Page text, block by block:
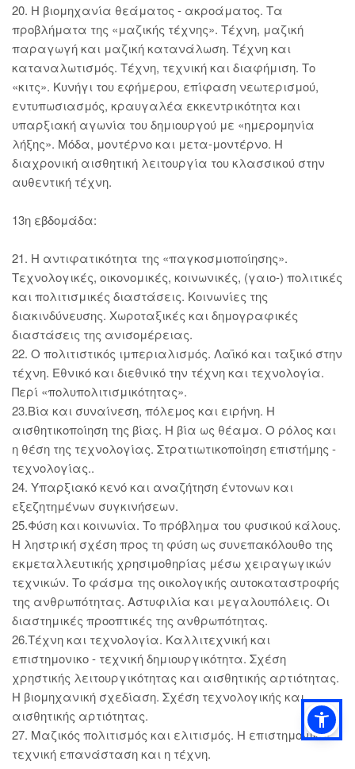
20. Η βιομηχανία θεάματος - ακροάματος. Τα
προβλήματα της «μαζικής τέχνης». Τέχνη, μαζική
παραγωγή και μαζική κατανάλωση. Τέχνη και
καταναλωτισμός. Τέχνη, τεχνική και διαφήμιση. Το
«κιτς». Κυνήγι του εφήμερου, επίφαση νεωτερισμού,
εντυπωσιασμός, κραυγαλέα εκκεντρικότητα και
υπαρξιακή αγωνία του δημιουργού με «ημερομηνία
λήξης». Μόδα, μοντέρνο και μετα-μοντέρνο. Η
διαχρονική αισθητική λειτουργία του κλασσικού στην
αυθεντική τέχνη.
13η εβδομάδα:
21. Η αντιφατικότητα της «παγκοσμιοποίησης».
Τεχνολογικές, οικονομικές, κοινωνικές, (γαιο-) πολιτικές
και πολιτισμικές διαστάσεις. Κοινωνίες της
διακινδύνευσης. Χωροταξικές και δημογραφικές
διαστάσεις της ανισομέρειας.
22. Ο πολιτιστικός ιμπεριαλισμός. Λαϊκό και ταξικό στην
τέχνη. Εθνικό και διεθνικό την τέχνη και τεχνολογία.
Περί «πολυπολιτισμικότητας».
23.Βία και συναίνεση, πόλεμος και ειρήνη. Η
αισθητικοποίηση της βίας. Η βία ως θέαμα. Ο ρόλος και
η θέση της τεχνολογίας. Στρατιωτικοποίηση επιστήμης -
τεχνολογίας..
24. Υπαρξιακό κενό και αναζήτηση έντονων και
εξεζητημένων συγκινήσεων.
25.Φύση και κοινωνία. Το πρόβλημα του φυσικού κάλους.
Η ληστρική σχέση προς τη φύση ως συνεπακόλουθο της
εκμεταλλευτικής χρησιμοθηρίας μέσω χειραγωγικών
τεχνικών. Το φάσμα της οικολογικής αυτοκαταστροφής
της ανθρωπότητας. Αστυφιλία και μεγαλουπόλεις. Οι
διαστημικές προοπτικές της ανθρωπότητας.
26.Τέχνη και τεχνολογία. Καλλιτεχνική και
επιστημονικο - τεχνική δημιουργικότητα. Σχέση
χρηστικής λειτουργικότητας και αισθητικής αρτιότητας.
Η βιομηχανική σχεδίαση. Σχέση τεχνολογικής και
αισθητικής αρτιότητας.
27. Μαζικός πολιτισμός και ελιτισμός. Η επιστημονικο-
τεχνική επανάσταση και η τέχνη.